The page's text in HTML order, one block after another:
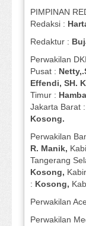
PIMPINAN
Redaksi :
Redaktur :
Perwakilan
Pusat :
Effendi, SH.
Timur :
Jakarta Barat :
Kosong.
Perwakilan
R. Manik,
Tangerang
Kosong,
: Kosong,
Perwakilan
Perwakilan